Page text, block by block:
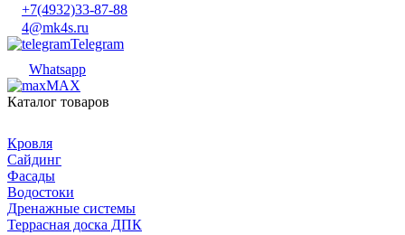
+7(4932)33-87-88
4@mk4s.ru
Telegram
Whatsapp
MAX
Каталог товаров
Кровля
Сайдинг
Фасады
Водостоки
Дренажные системы
Террасная доска ДПК